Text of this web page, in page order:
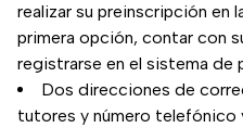
realizar su preinscripción en
primera opción, contar con
registrarse en el sistema de
Dos direcciones de
tutores y número telefónico